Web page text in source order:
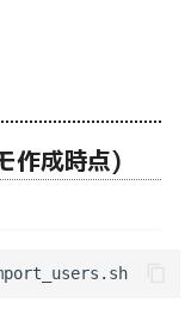
作成時点)
*/10 * * * * root /usr/bin/import_users.sh